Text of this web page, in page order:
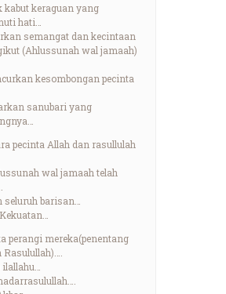
kabut keraguan yang
hati…
semangat dan kecintaan
(Ahlussunah wal jamaah)
kesombongan pecinta
sanubari yang
pecinta Allah dan rasullulah
wal jamaah telah
seluruh barisan…
perangi mereka(penentang